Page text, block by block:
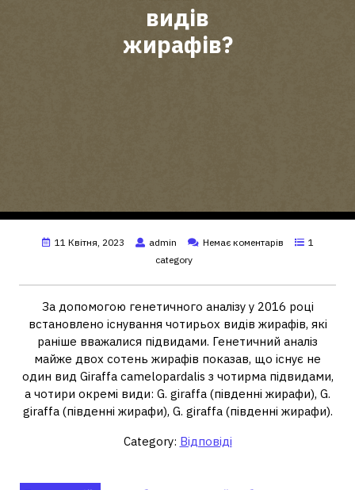
видів
жирафів?
11 Квітня, 2023 admin Немає коментарів
1
category
За допомогою генетичного аналізу у 2016 році
встановлено існування чотирьох видів жирафів, які
раніше вважалися підвидами. Генетичний аналіз
майже двох сотень жирафів показав, що існує не
один вид Giraffa camelopardalis з чотирма підвидами,
а чотири окремі види: G. giraffa (південні жирафи), G.
giraffa (південні жирафи), G. giraffa (південні жирафи).
Category: Відповіді